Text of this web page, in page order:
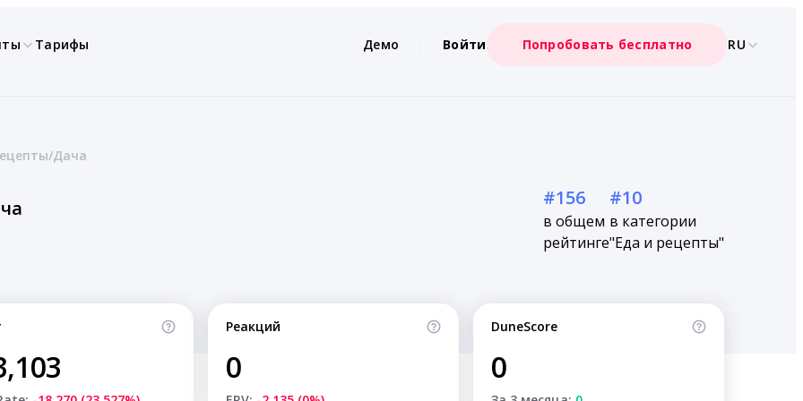
Тарифы Демо Войти Попробовать бесплатно RU
Дача
#156
в общем
рейтинге
#10
в категории
"Еда и рецепты"
Реакций
0
DuneScore
0